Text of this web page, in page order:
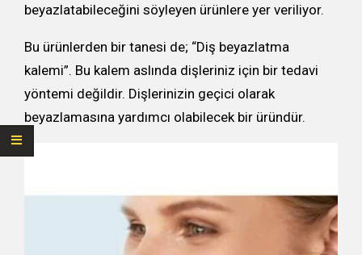
beyazlatabileceğini söyleyen ürünlere yer veriliyor.
Bu ürünlerden bir tanesi de; “Diş beyazlatma
kalemi”. Bu kalem aslında dişleriniz için bir tedavi
yöntemi değildir. Dişlerinizin geçici olarak
beyazlamasına yardımcı olabilecek bir üründür.